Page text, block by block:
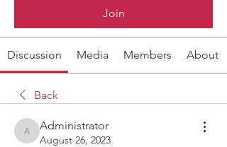
Join
Discussion Media Members About
Back
Administrator
Administrator
August 26, 2023